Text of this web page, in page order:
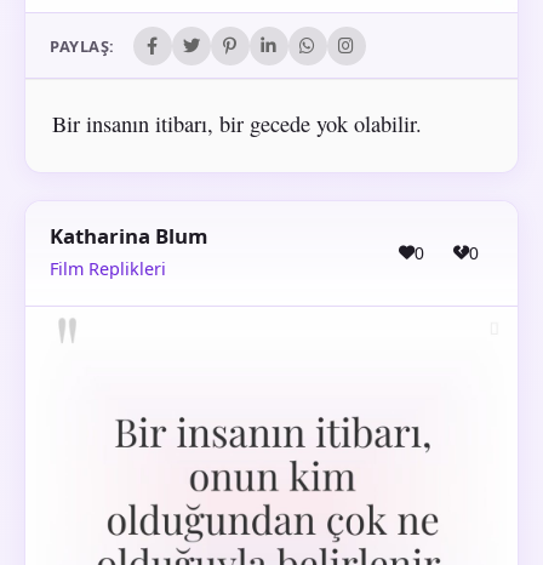
PAYLAŞ:
Bir insanın itibarı, bir gecede yok olabilir.
Katharina Blum
Film Replikleri
0 0